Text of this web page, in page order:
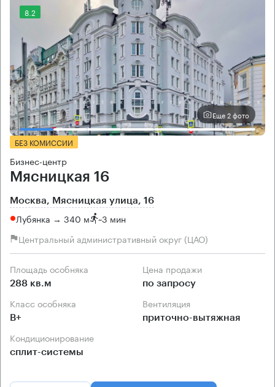
8.2
Еще 2 фото
БЕЗ КОМИССИИ
Бизнес-центр
Мясницкая 16
Москва, Мясницкая улица, 16
Лубянка → 340 м ~3 мин
Центральный административный округ (ЦАО)
Площадь особняка
288 кв.м
Цена продажи
по запросу
Класс особняка
B+
Вентиляция
приточно-вытяжная
Кондиционирование
сплит-системы